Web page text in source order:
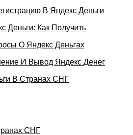
В Яндекс Деньги
Деньги: Как Получить
О Яндекс Деньгах
И Вывод Яндекс Денег
В Странах СНГ
СНГ